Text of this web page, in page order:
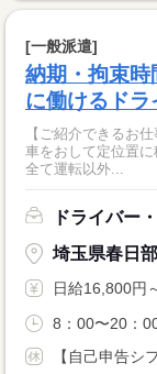
[一般派遣]
納期・拘束
に働けるドラ
【ご紹介できるお
車をおして定位置
全て運転以外...
ドライバー
埼玉県春日
日給16,800円
8：00〜20：
【自己申告シ